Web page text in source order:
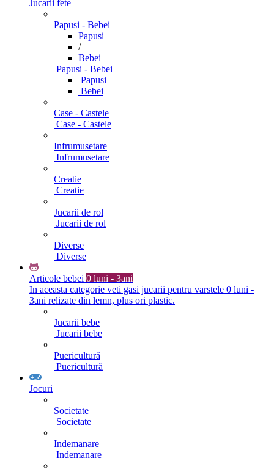
Jucarii fete
Papusi - Bebei
Papusi
/
Bebei
Papusi - Bebei
Papusi
Bebei
Case - Castele
Case - Castele
Infrumusetare
Infrumusetare
Creatie
Creatie
Jucarii de rol
Jucarii de rol
Diverse
Diverse
Articole bebei 0 luni - 3ani
In aceasta categorie veti gasi jucarii pentru varstele 0 luni -
3ani relizate din lemn, plus ori plastic.
Jucarii bebe
Jucarii bebe
Puericultură
Puericultură
Jocuri
Societate
Societate
Indemanare
Indemanare